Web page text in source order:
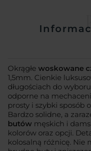
Okrągłe woskowane
1,5mm. Cienkie
długościach do
odporne na
prosty i szybki sposób
Bardzo solidne, a
butów męskich i
kolorów oraz opcji.
kolosalną różnicę. Nie